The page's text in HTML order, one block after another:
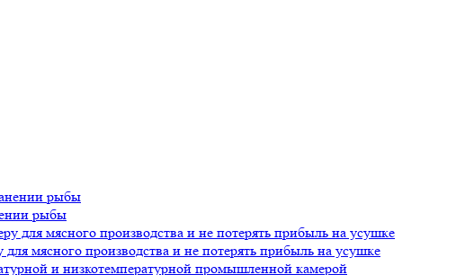
рыбы
мясного производства и не потерять прибыль на усушке